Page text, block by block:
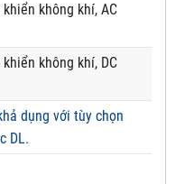
không khí, AC
không khí, DC
dụng với tùy chọn
DL.